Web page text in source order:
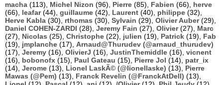
macha (113), Michel Nizon (96), Pierre (85), Fabien (66), herve
(66), leafar(44), guillaume (42), Laurent (40), philippe (32),
Herve Kabla (30), rthomas (30), Sylvain (29), Olivier Auber(29),
Daniel COHEN-ZARDI (28), Jeremy Fain (27), Olivier(27), Marc
(27), Nicolas (25), Christophe (22), julien (19), Patrick (19), Fab
(19), jmplanche (17), Arnaud@Thurudev (@arnaud_thurudev)
(17), Jeremy (16), OlivierJ (16), JustinThemiddle (16), vicnent
(16), bobonofx (15), Paul Gateau (15), Pierre Jol (14), patr_ix
(14), Jerome (13), Lionel LaskÃ© (@lionellaske) (13), Pierre
Mawas (@Pem) (13), Franck Revelin (@FranckAtDell) (13),